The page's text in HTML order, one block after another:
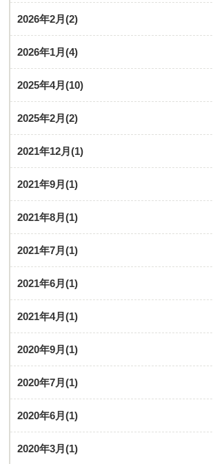
2026年2月(2)
2026年1月(4)
2025年4月(10)
2025年2月(2)
2021年12月(1)
2021年9月(1)
2021年8月(1)
2021年7月(1)
2021年6月(1)
2021年4月(1)
2020年9月(1)
2020年7月(1)
2020年6月(1)
2020年3月(1)